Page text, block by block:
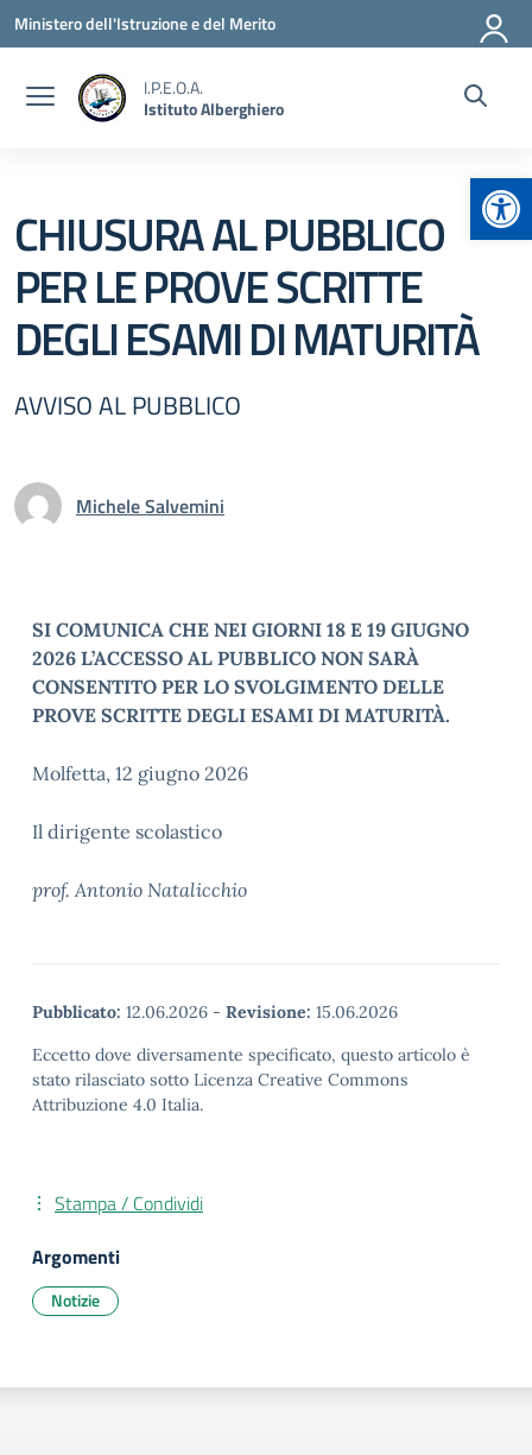
Vai ai contenuti
Vai al menu di navigazione
Vai al footer
Ministero dell'Istruzione e del Merito
I.P.E.O.A.
Istituto Alberghiero
CHIUSURA AL PUBBLICO
PER LE PROVE SCRITTE
DEGLI ESAMI DI MATURITÀ
AVVISO AL PUBBLICO
Michele Salvemini
SI COMUNICA CHE NEI GIORNI 18 E 19 GIUGNO
2026 L’ACCESSO AL PUBBLICO NON SARÀ
CONSENTITO PER LO SVOLGIMENTO DELLE
PROVE SCRITTE DEGLI ESAMI DI MATURITÀ.
Molfetta, 12 giugno 2026
Il dirigente scolastico
prof. Antonio Natalicchio
Pubblicato: 12.06.2026 - Revisione: 15.06.2026
Eccetto dove diversamente specificato, questo articolo è
stato rilasciato sotto Licenza Creative Commons
Attribuzione 4.0 Italia.
Stampa / Condividi
Argomenti
Notizie